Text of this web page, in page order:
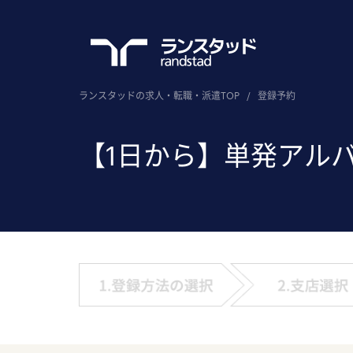
ランスタッドの求人・転職・派遣TOP / 登録予約
【1日から】単発アル